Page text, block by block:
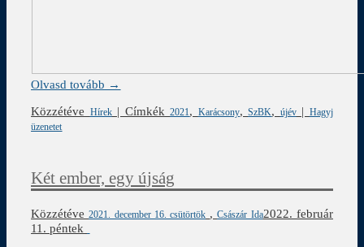
Olvasd tovább →
Közzétéve
Hírek| Címkék 2021, Karácsony,SzBK, újév|
Hagyj
üzenetet
Két ember, egy újság
Közzétéve2021. december 16. csütörtök ,Császár Ida2022. február
11. péntek